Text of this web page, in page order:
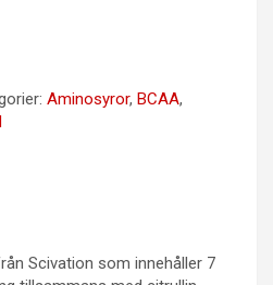
Aminosyror, BCAA,
Scivation som innehåller 7